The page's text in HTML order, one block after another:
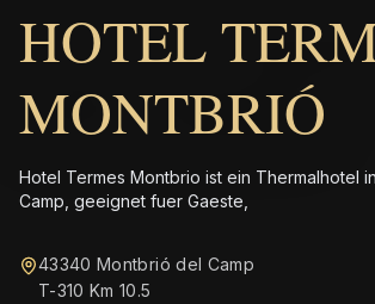
HOTEL
MONTBRIÓ
Hotel Termes Montbrio ist ein Thermalhotel
Camp, geeignet fuer Gaeste,
43340 Montbrió del Camp
T-310 Km 10.5